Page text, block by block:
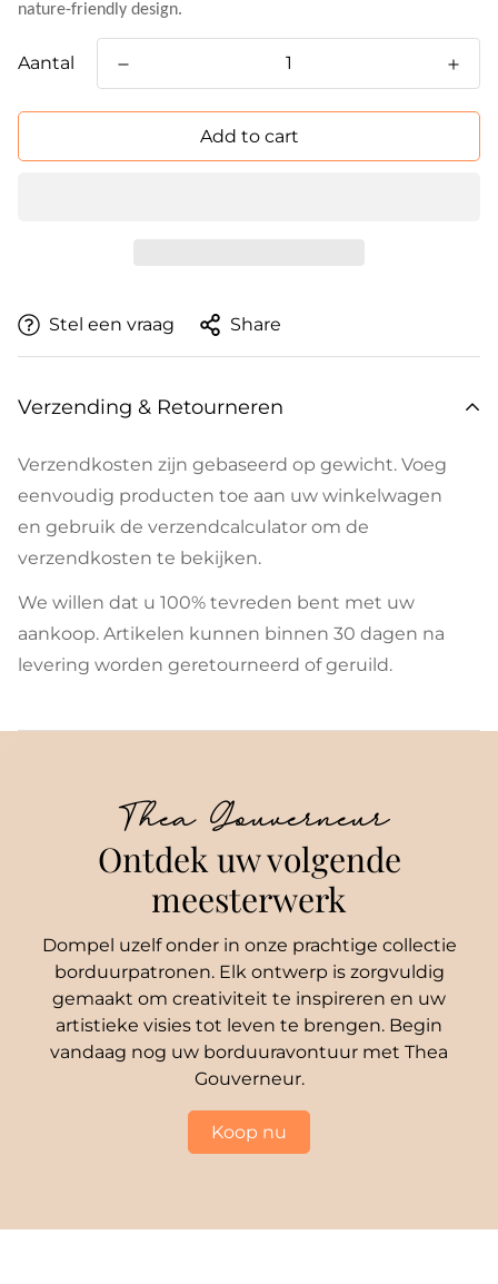
nature-friendly design.
Aantal
Add to cart
Stel een vraag Share
Verzending & Retourneren
Verzendkosten zijn gebaseerd op gewicht. Voeg
eenvoudig producten toe aan uw winkelwagen
en gebruik de verzendcalculator om de
verzendkosten te bekijken.
We willen dat u 100% tevreden bent met uw
aankoop. Artikelen kunnen binnen 30 dagen na
levering worden geretourneerd of geruild.
Thea Gouverneur
Ontdek uw volgende
meesterwerk
Dompel uzelf onder in onze prachtige collectie
borduurpatronen. Elk ontwerp is zorgvuldig
gemaakt om creativiteit te inspireren en uw
artistieke visies tot leven te brengen. Begin
vandaag nog uw borduuravontuur met Thea
Gouverneur.
Koop nu